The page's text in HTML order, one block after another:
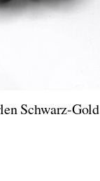
Schwarz-Gold